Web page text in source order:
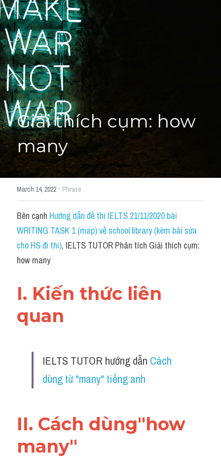
Giải đề thi từng câu
Lời khuyên
Giải đề thi
Academic words
Phrase
Phrasal Verb
Idioms đồng nghĩa
Idioms trái nghĩa
Antonym
Idiom
Grammar
Word form
Cách dùng từ
Đề thi thật Task 2
Speaking
Reading
Vocabulary
HỌC THỬ
Giải thích cụm: how
many
March 14, 2022 · Phrase
Bên cạnh Hướng dẫn đề thi IELTS 21/11/2020 bài
WRITING TASK 1 (map) về school library (kèm bài sửa
cho HS đi thi), IELTS TUTOR Phân tích Giải thích cụm:
how many
I. Kiến thức liên
quan
IELTS TUTOR hướng dẫn Cách
dùng từ "many" tiếng anh
II. Cách dùng"how
many"